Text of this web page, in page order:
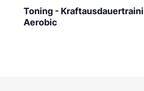
Toning -
Aerobic